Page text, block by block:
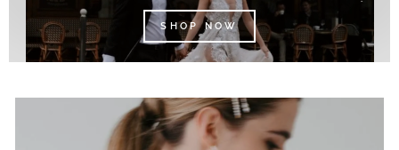
SHOP NOW